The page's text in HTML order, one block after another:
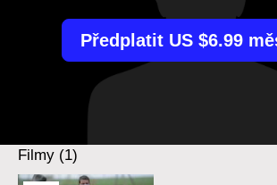
Předplatit US $6.99
Filmy (1)